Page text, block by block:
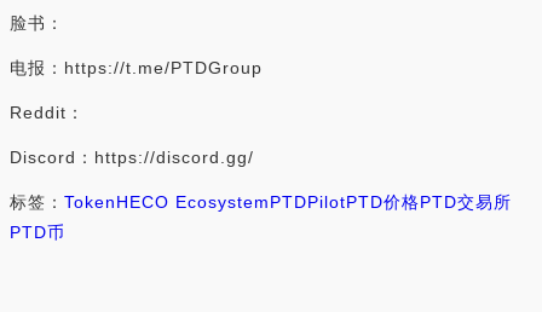
脸书：
电报：https://t.me/PTDGroup
Reddit：
Discord：https://discord.gg/
标签： TokenHECO EcosystemPTDPilotPTD价格PTD交易所
PTD币